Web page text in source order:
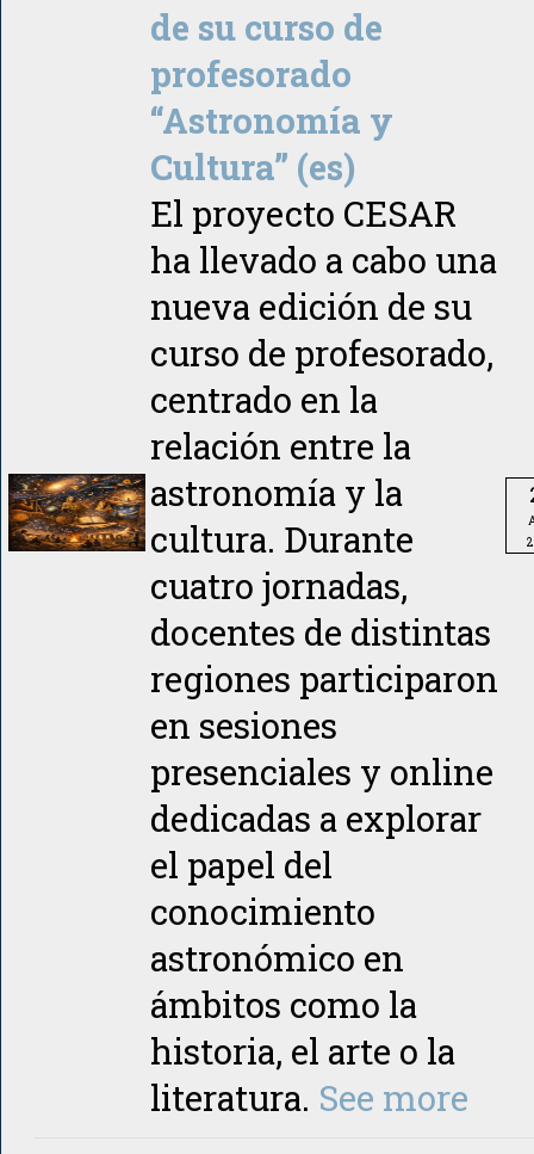
de su curso de
profesorado
“Astronomía y
Cultura” (es)
El proyecto CESAR
ha llevado a cabo una
nueva edición de su
curso de profesorado,
centrado en la
relación entre la
astronomía y la
cultura. Durante
cuatro jornadas,
docentes de distintas
regiones participaron
en sesiones
presenciales y online
dedicadas a explorar
el papel del
conocimiento
astronómico en
ámbitos como la
historia, el arte o la
literatura. See more